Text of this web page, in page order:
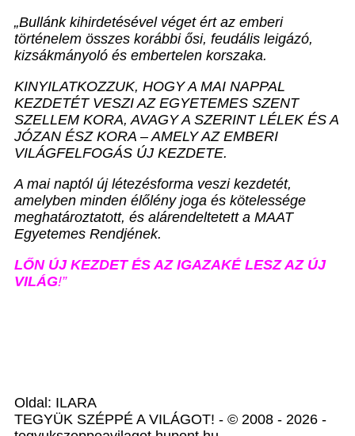
„Bullánk kihirdetésével véget ért az emberi
történelem összes korábbi ősi, feudális leigázó,
kizsákmányoló és embertelen korszaka.
KINYILATKOZZUK, HOGY A MAI NAPPAL
KEZDETÉT VESZI AZ EGYETEMES SZENT
SZELLEM KORA, AVAGY A SZERINT LÉLEK ÉS A
JÓZAN ÉSZ KORA – AMELY AZ EMBERI
VILÁGFELFOGÁS ÚJ KEZDETE.
A mai naptól új létezésforma veszi kezdetét,
amelyben minden élőlény joga és kötelessége
meghatároztatott, és alárendeltetett a MAAT
Egyetemes Rendjének.
LŐN ÚJ KEZDET ÉS AZ IGAZAKÉ LESZ AZ ÚJ
VILÁG!”
Oldal: ILARA
TEGYÜK SZÉPPÉ A VILÁGOT! - © 2008 - 2026 -